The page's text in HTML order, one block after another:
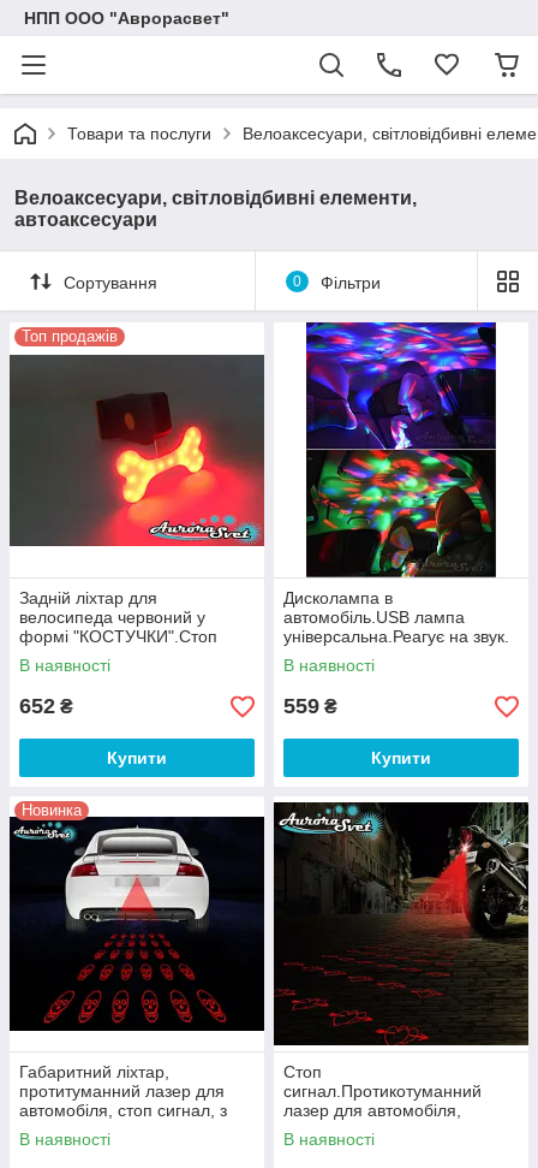
НПП ООО "Аврорасвет"
Товари та послуги Велоаксесуари, світловідбивні
Велоаксесуари, світловідбивні елементи,
автоаксесуари
Сортування 0 Фільтри
Топ продажів
Задній ліхтар для
велосипеда червоний у
формі "КОСТУЧКИ".Стоп
сигнал велосипедний.
В наявності
652 ₴
Купити
Дисколампа в
автомобіль.USB лампа
універсальна.Реагує на звук.
В наявності
559 ₴
Купити
Новинка
Габаритний ліхтар,
протитуманний лазер для
автомобіля, стоп сигнал, з
візерунком ЧЕРЕП
В наявності
Стоп
сигнал.Протикотуманний
лазер для автомобіля,
габаритний ліхтар. СЕРДЦЕ.
В наявності